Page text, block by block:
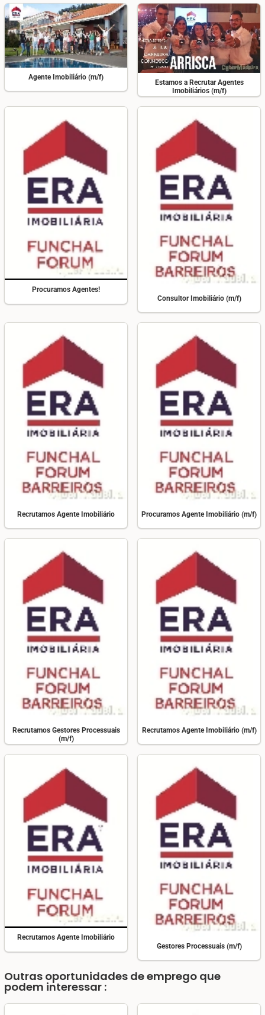
Agente Imobiliário (m/f)
Estamos a Recrutar Agentes
Imobiliários (m/f)
Procuramos Agentes!
Consultor Imobiliário (m/f)
Recrutamos Agente Imobiliário Procuramos Agente Imobiliário (m/f)
Recrutamos Gestores Processuais
(m/f)
Recrutamos Agente Imobiliário (m/f)
Recrutamos Agente Imobiliário
Gestores Processuais (m/f)
Outras oportunidades de emprego que
podem interessar :